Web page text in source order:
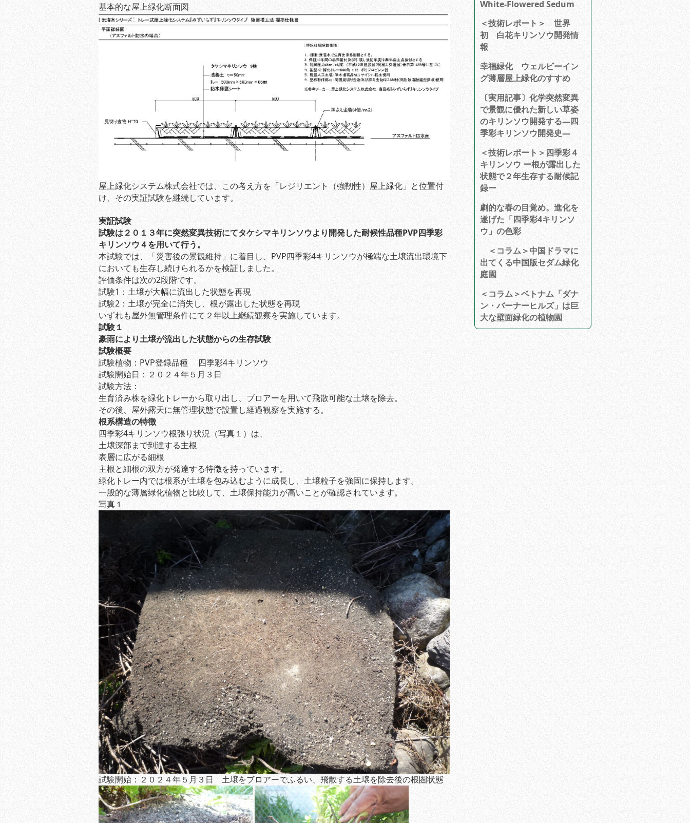
基本的な屋上緑化断面図
屋上緑化システム株式会社では、この考え方を「レジリエント（強靭性）屋上緑化」と位置付
け、その実証試験を継続しています。
実証試験
試験は２０１３年に突然変異技術にてタケシマキリンソウより開発した耐候性品種PVP四季彩
キリンソウ４を用いて行う。
本試験では、「災害後の景観維持」に着目し、PVP四季彩4キリンソウが極端な土壌流出環境下
においても生存し続けられるかを検証しました。
評価条件は次の2段階です。
試験1：土壌が大幅に流出した状態を再現
試験2：土壌が完全に消失し、根が露出した状態を再現
いずれも屋外無管理条件にて２年以上継続観察を実施しています。
試験１
豪雨により土壌が流出した状態からの生存試験
試験概要
試験植物：PVP登録品種 四季彩4キリンソウ
試験開始日：２０２４年５月３日
試験方法：
生育済み株を緑化トレーから取り出し、ブロアーを用いて飛散可能な土壌を除去。
その後、屋外露天に無管理状態で設置し経過観察を実施する。
根系構造の特徴
四季彩4キリンソウ根張り状況（写真１）は、
土壌深部まで到達する主根
表層に広がる細根
主根と細根の双方が発達する特徴を持っています。
緑化トレー内では根系が土壌を包み込むように成長し、土壌粒子を強固に保持します。
一般的な薄層緑化植物と比較して、土壌保持能力が高いことが確認されています。
写真１
試験開始：２０２４年５月３日 土壌をブロアーでふるい、飛散する土壌を除去後の根圏状態
White-Flowered Sedum
＜技術レポート＞ 世界
初 白花キリンソウ開発情
報
幸福緑化 ウェルビーイン
グ薄層屋上緑化のすすめ
〔実用記事〕化学突然変異
で景観に優れた新しい草姿
のキリンソウ開発する―四
季彩キリンソウ開発史―
＜技術レポート＞四季彩４
キリンソウ ー根が露出した
状態で２年生存する耐候記
録ー
劇的な春の目覚め。進化を
遂げた「四季彩4キリンソ
ウ」の色彩
＜コラム＞中国ドラマに
出てくる中国版セダム緑化
庭園
＜コラム＞ベトナム「ダナ
ン・バーナーヒルズ」は巨
大な壁面緑化の植物園